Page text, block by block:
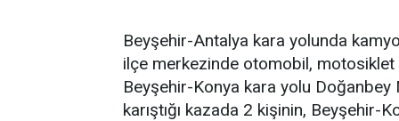
Beyşehir-Antalya kara yolunda
ilçe merkezinde otomobil, motosiklet
Beyşehir-Konya kara yolu Doğanbey
karıştığı kazada 2 kişinin,